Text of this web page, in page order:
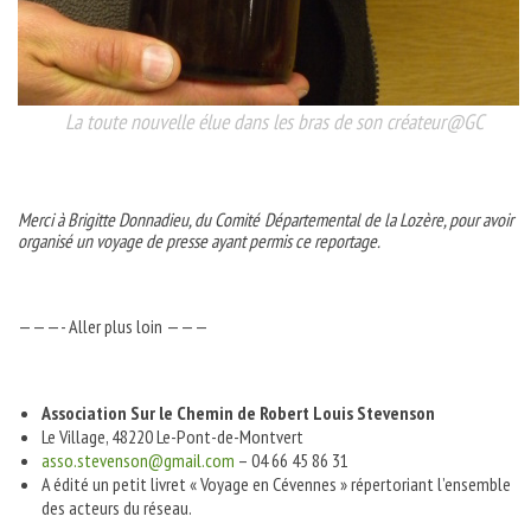
La toute nouvelle élue dans les bras de son créateur@GC
Merci à Brigitte Donnadieu, du Comité Départemental de la Lozère, pour avoir
organisé un voyage de presse ayant permis ce reportage.
———- Aller plus loin ———
Association Sur le Chemin de Robert Louis Stevenson
Le Village, 48220 Le-Pont-de-Montvert
asso.stevenson@gmail.com – 04 66 45 86 31
A édité un petit livret « Voyage en Cévennes » répertoriant l’ensemble
des acteurs du réseau.